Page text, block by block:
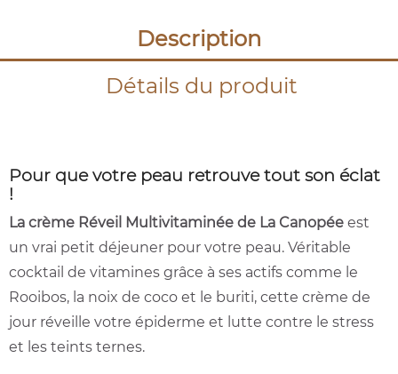
Description
Détails du produit
Pour que votre peau retrouve tout son éclat
!
La crème Réveil Multivitaminée de La Canopée est
un vrai petit déjeuner pour votre peau. Véritable
cocktail de vitamines grâce à ses actifs comme le
Rooibos, la noix de coco et le buriti, cette crème de
jour réveille votre épiderme et lutte contre le stress
et les teints ternes.